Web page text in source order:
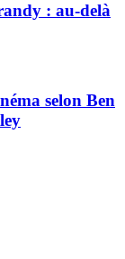
: au-delà
selon Ben